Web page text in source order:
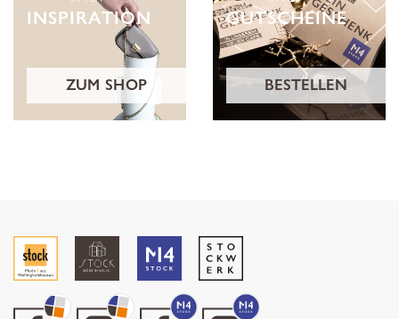
INSPIRATION
ZUM SHOP
GUTSCHEINE
BESTELLEN